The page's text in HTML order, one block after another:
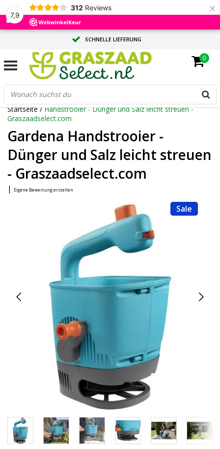
7,9
312 Reviews ×
SCHNELLE LIEFERUNG
MASSGESCHNEIDERTE BERATUNG DURCH UNSERE EXPERTEN
GROSSE MENGE? ANGEBOT ANFORDERN
0
Startseite/Handstrooier - Dünger und Salz leicht streuen -
Graszaadselect.com
Gardena Handstrooier -
Dünger und Salz leicht streuen
- Graszaadselect.com
| Eigene Bewertung erstellen
Sale